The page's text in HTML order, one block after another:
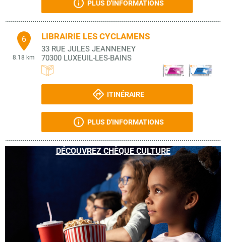
PLUS D'INFORMATIONS
6
8.18 km
LIBRAIRIE LES CYCLAMENS
33 RUE JULES JEANNENEY
70300 LUXEUIL-LES-BAINS
ITINÉRAIRE
PLUS D'INFORMATIONS
DÉCOUVREZ CHÈQUE CULTURE